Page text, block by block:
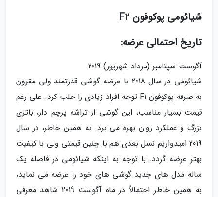
شیائومی پوکوفون F2
تاریخ احتمالی عرضه:
آگوست-سپتامبر (مرداد-شهریور) 2019
شیائومی در سال 2018 با عرضه گوشی قدرتمند ولی مقرون
به صرفه پوکوفون F1 توجه افراد زیادی را جلب کرد. علی رغم
قیمت بسیار مناسب، این گوشی از تراشه پرچم دار، باتری
بزرگ و عملکرد روان بهره می برد. به همین خاطر، در سال
2019 امیدواریم نسل بعدی هم با چنین قیمتی ولی با کیفیت
بهتر عرضه گردد. با توجه به اینکه شیائومی در فاصله یک
ساله مدل های جدید گوشی های خود را عرضه می نماید،
به همین خاطر احتمالاً در ماه آگوست 2019 شاهد معرفی